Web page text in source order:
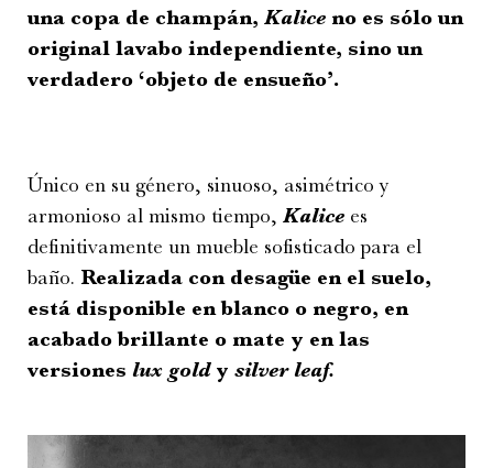
una copa de champán, Kalice no es sólo un
original lavabo independiente, sino un
verdadero ‘objeto de ensueño’.
Único en su género, sinuoso, asimétrico y
armonioso al mismo tiempo, Kalice es
definitivamente un mueble sofisticado para el
baño. Realizada con desagüe en el suelo,
está disponible en blanco o negro, en
acabado brillante o mate y en las
versiones lux goldy silver leaf.